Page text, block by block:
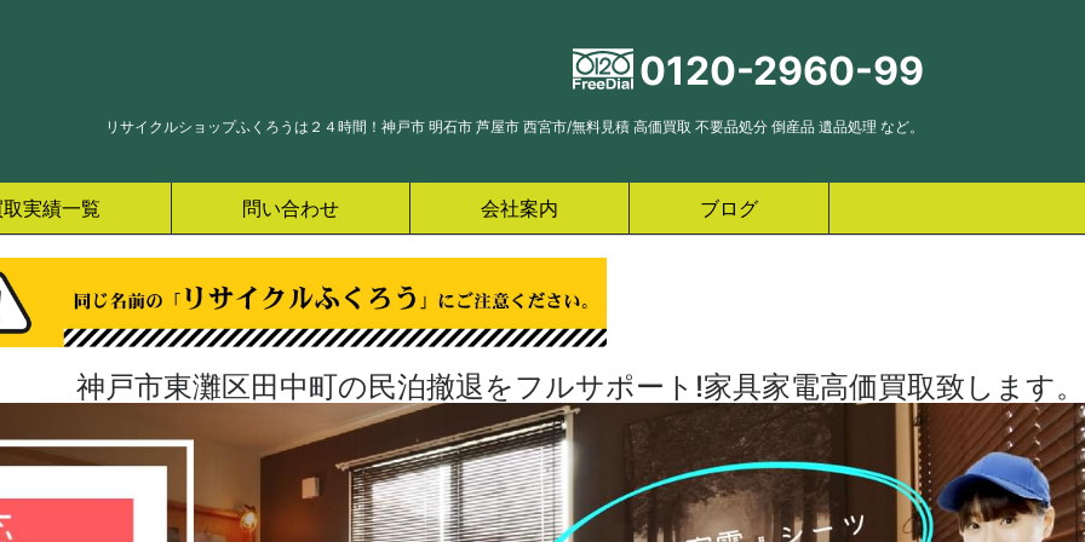
0120-2960-99
リサイクルショップふくろうは２４時間！神戸市 明石市 芦屋市 西宮市/無料見積 高価買取 不要品処分 倒産品 遺品処理 など。
実績一覧 問い合わせ 会社案内 ブログ
神戸市東灘区田中町の民泊撤退をフルサポート!家具家電高価買取致します。